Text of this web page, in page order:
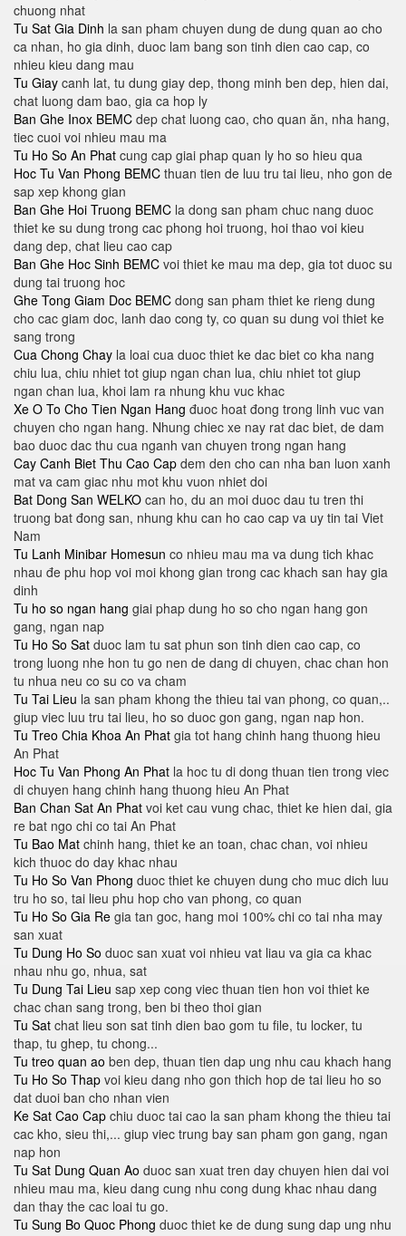
chuong nhat
Tu Sat Gia Dinh la san pham chuyen dung de dung quan ao cho
ca nhan, ho gia dinh, duoc lam bang son tinh dien cao cap, co
nhieu kieu dang mau
Tu Giay canh lat, tu dung giay dep, thong minh ben dep, hien dai,
chat luong dam bao, gia ca hop ly
Ban Ghe Inox BEMC dep chat luong cao, cho quan ăn, nha hang,
tiec cuoi voi nhieu mau ma
Tu Ho So An Phat cung cap giai phap quan ly ho so hieu qua
Hoc Tu Van Phong BEMC thuan tien de luu tru tai lieu, nho gon de
sap xep khong gian
Ban Ghe Hoi Truong BEMC la dong san pham chuc nang duoc
thiet ke su dung trong cac phong hoi truong, hoi thao voi kieu
dang dep, chat lieu cao cap
Ban Ghe Hoc Sinh BEMC voi thiet ke mau ma dep, gia tot duoc su
dung tai truong hoc
Ghe Tong Giam Doc BEMC dong san pham thiet ke rieng dung
cho cac giam doc, lanh dao cong ty, co quan su dung voi thiet ke
sang trong
Cua Chong Chay la loai cua duoc thiet ke dac biet co kha nang
chiu lua, chiu nhiet tot giup ngan chan lua, chiu nhiet tot giup
ngan chan lua, khoi lam ra nhung khu vuc khac
Xe O To Cho Tien Ngan Hang đuoc hoat đong trong linh vuc van
chuyen cho ngan hang. Nhung chiec xe nay rat dac biet, de dam
bao duoc dac thu cua nganh van chuyen trong ngan hang
Cay Canh Biet Thu Cao Cap dem den cho can nha ban luon xanh
mat va cam giac nhu mot khu vuon nhiet doi
Bat Dong San WELKO can ho, du an moi duoc dau tu tren thi
truong bat đong san, nhung khu can ho cao cap va uy tin tai Viet
Nam
Tu Lanh Minibar Homesun co nhieu mau ma va dung tich khac
nhau đe phu hop voi moi khong gian trong cac khach san hay gia
dinh
Tu ho so ngan hang giai phap dung ho so cho ngan hang gon
gang, ngan nap
Tu Ho So Sat duoc lam tu sat phun son tinh dien cao cap, co
trong luong nhe hon tu go nen de dang di chuyen, chac chan hon
tu nhua neu co su co va cham
Tu Tai Lieu la san pham khong the thieu tai van phong, co quan,..
giup viec luu tru tai lieu, ho so duoc gon gang, ngan nap hon.
Tu Treo Chia Khoa An Phat gia tot hang chinh hang thuong hieu
An Phat
Hoc Tu Van Phong An Phat la hoc tu di dong thuan tien trong viec
di chuyen hang chinh hang thuong hieu An Phat
Ban Chan Sat An Phat voi ket cau vung chac, thiet ke hien dai, gia
re bat ngo chi co tai An Phat
Tu Bao Mat chinh hang, thiet ke an toan, chac chan, voi nhieu
kich thuoc do day khac nhau
Tu Ho So Van Phong duoc thiet ke chuyen dung cho muc dich luu
tru ho so, tai lieu phu hop cho van phong, co quan
Tu Ho So Gia Re gia tan goc, hang moi 100% chi co tai nha may
san xuat
Tu Dung Ho So duoc san xuat voi nhieu vat liau va gia ca khac
nhau nhu go, nhua, sat
Tu Dung Tai Lieu sap xep cong viec thuan tien hon voi thiet ke
chac chan sang trong, ben bi theo thoi gian
Tu Sat chat lieu son sat tinh dien bao gom tu file, tu locker, tu
thap, tu ghep, tu chong...
Tu treo quan ao ben dep, thuan tien dap ung nhu cau khach hang
Tu Ho So Thap voi kieu dang nho gon thich hop de tai lieu ho so
dat duoi ban cho nhan vien
Ke Sat Cao Cap chiu duoc tai cao la san pham khong the thieu tai
cac kho, sieu thi,... giup viec trung bay san pham gon gang, ngan
nap hon
Tu Sat Dung Quan Ao duoc san xuat tren day chuyen hien dai voi
nhieu mau ma​, kieu dang cung nhu cong dung khac nhau dang
dan thay the cac loai tu go.
Tu Sung Bo Quoc Phong duoc thiet ke de dung sung dap ung nhu